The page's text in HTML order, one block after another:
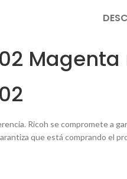
Ricoh se compromete a
que está comprando el